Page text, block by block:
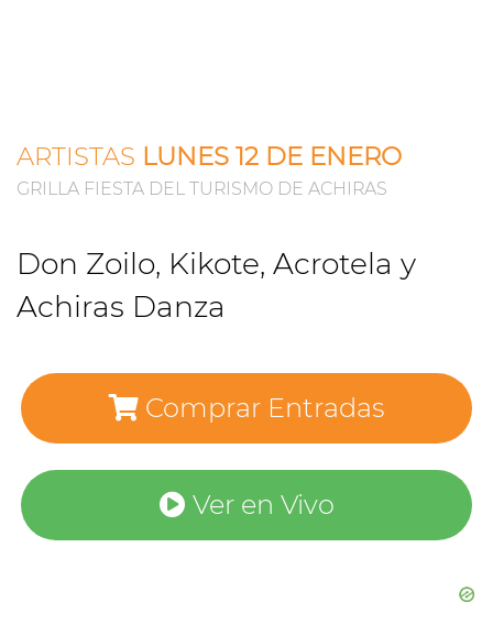
ARTISTAS LUNES 12 DE ENERO
GRILLA FIESTA DEL TURISMO DE ACHIRAS
Don Zoilo, Kikote, Acrotela y
Achiras Danza
Comprar Entradas
Ver en Vivo